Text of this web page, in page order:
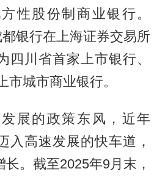
性股份制商业银行。
银行在上海证券交易所
四川省首家上市银行、
市城市商业银行。
展的政策东风，近年
入高速发展的快车道，
。截至2025年9月末，